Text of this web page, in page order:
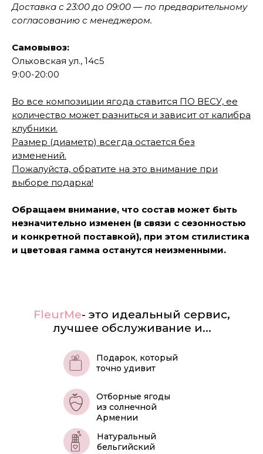
Доставка с 23:00 до 09:00 — по предварительному
согласованию с менеджером.
Самовывоз:
Ольховская ул., 14с5
9:00-20:00
Во все композиции ягода ставится ПО ВЕСУ, ее
количество может разниться и зависит от калибра
клубники.
Размер (диаметр) всегда остается без
изменений.
Пожалуйста, обратите на это внимание при
выборе подарка!
Обращаем внимание, что состав может быть
незначительно изменен (в связи с сезонностью
и конкретной поставкой), при этом стилистика
и цветовая гамма останутся неизменными.
Натуральный
бельгийский
Отборные ягоды
из солнечной
Армении
Подарок, который
точно удивит
FleurMe- это идеальный сервис,
лучшее обслуживание и...